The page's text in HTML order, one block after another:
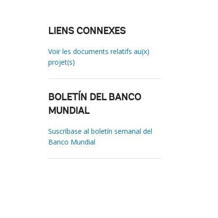
LIENS CONNEXES
Voir les documents relatifs au(x)
projet(s)
BOLETÍN DEL BANCO
MUNDIAL
Suscríbase al boletín semanal del
Banco Mundial